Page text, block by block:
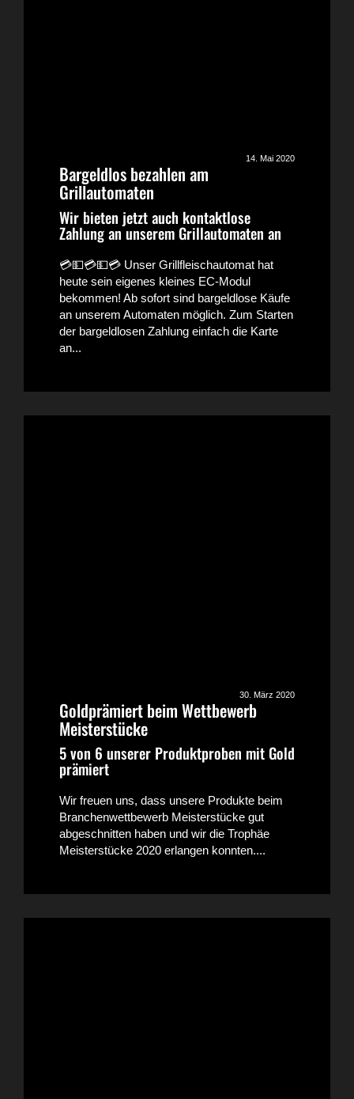
14. Mai 2020
Bargeldlos bezahlen am
Grillautomaten
Wir bieten jetzt auch kontaktlose
Zahlung an unserem Grillautomaten an
💳💵💳💵💳 Unser Grillfleischautomat hat
heute sein eigenes kleines EC-Modul
bekommen! Ab sofort sind bargeldlose Käufe
an unserem Automaten möglich. Zum Starten
der bargeldlosen Zahlung einfach die Karte
an...
30. März 2020
Goldprämiert beim Wettbewerb
Meisterstücke
5 von 6 unserer Produktproben mit Gold
prämiert
Wir freuen uns, dass unsere Produkte beim
Branchenwettbewerb Meisterstücke gut
abgeschnitten haben und wir die Trophäe
Meisterstücke 2020 erlangen konnten....